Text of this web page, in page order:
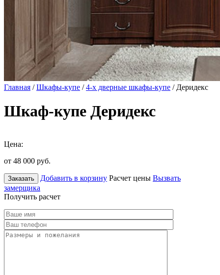
Главная /Шкафы-купе /4-х дверные шкафы-купе / Деридекс
Шкаф-купе Деридекс
Цена:
от 48 000 руб.
Заказать Добавить в корзину Расчет цены Вызвать
замерщика
Получить расчет